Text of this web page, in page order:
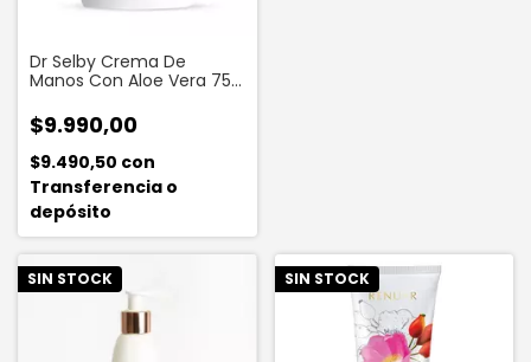
Dr Selby Crema De
Manos Con Aloe Vera 75
$9.990,00
$9.490,50 con
Transferencia o
depósito
SIN STOCK SIN STOCK